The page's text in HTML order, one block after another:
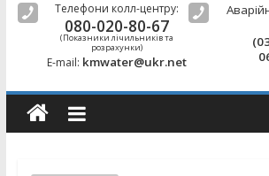
Телефони колл-центру:
080-020-80-67
(Показники лічильників та
розрахунки)
E-mail: kmwater@ukr.net